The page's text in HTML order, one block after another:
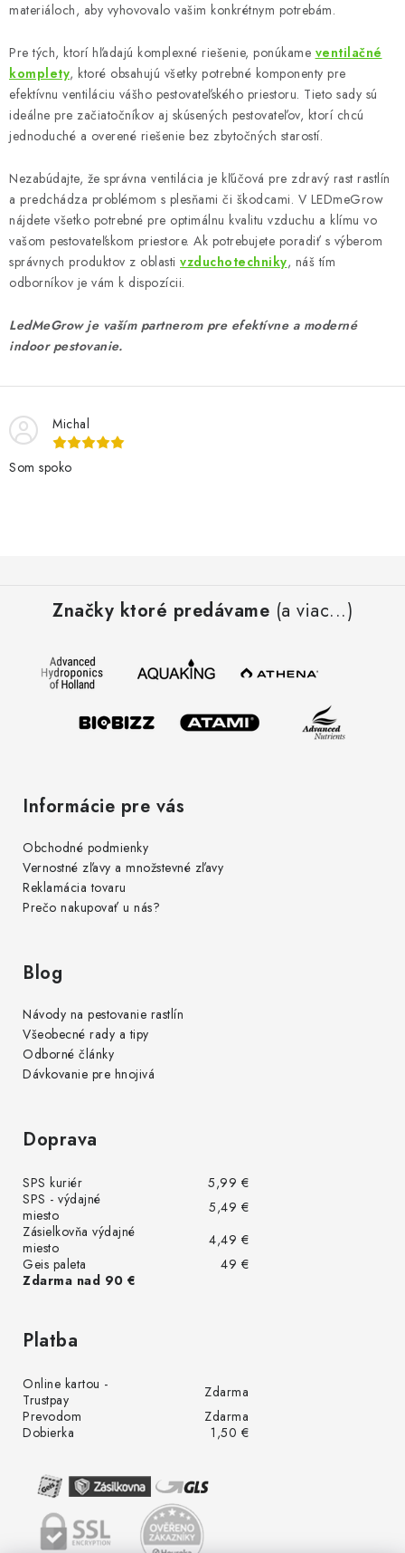
materiáloch, aby vyhovovalo vašim konkrétnym potrebám.
Pre tých, ktorí hľadajú komplexné riešenie, ponúkame ventilačné
komplety, ktoré obsahujú všetky potrebné komponenty pre
efektívnu ventiláciu vášho pestovateľského priestoru. Tieto sady sú
ideálne pre začiatočníkov aj skúsených pestovateľov, ktorí chcú
jednoduché a overené riešenie bez zbytočných starostí.
Nezabúdajte, že správna ventilácia je kľúčová pre zdravý rast rastlín
a predchádza problémom s plesňami či škodcami. V LEDmeGrow
nájdete všetko potrebné pre optimálnu kvalitu vzduchu a klímu vo
vašom pestovateľskom priestore. Ak potrebujete poradiť s výberom
správnych produktov z oblasti vzduchotechniky, náš tím
odborníkov je vám k dispozícii.
LedMeGrow je vaším partnerom pre efektívne a moderné
indoor pestovanie.
Michal
Som spoko
Značky ktoré predávame (a viac...)
Informácie pre vás
Obchodné podmienky
Vernostné zľavy a množstevné zľavy
Reklamácia tovaru
Prečo nakupovať u nás?
Blog
Návody na pestovanie rastlín
Všeobecné rady a tipy
Odborné články
Dávkovanie pre hnojivá
Doprava
SPS kuriér
5,99 €
SPS - výdajné
miesto
5,49 €
Zásielkovňa výdajné
miesto
4,49 €
Geis paleta
49 €
Zdarma nad 90 €
Platba
Online kartou -
Trustpay
Zdarma
Prevodom
Zdarma
Dobierka
1,50 €